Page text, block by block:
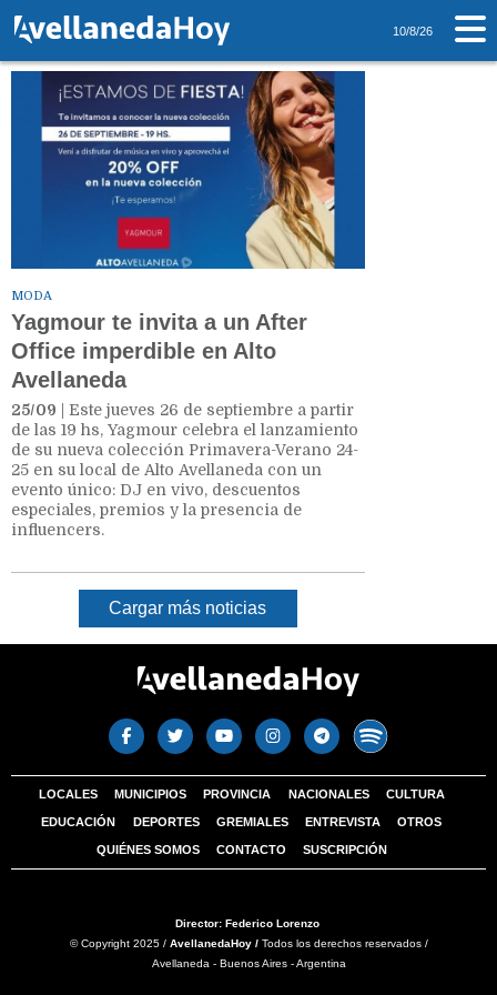
10/8/26
Tag: Yagmour
MODA
Yagmour te invita a un After
Office imperdible en Alto
Avellaneda
25/09 | Este jueves 26 de septiembre a partir
de las 19 hs, Yagmour celebra el lanzamiento
de su nueva colección Primavera-Verano 24-
25 en su local de Alto Avellaneda con un
evento único: DJ en vivo, descuentos
especiales, premios y la presencia de
influencers.
Cargar más noticias
LOCALES MUNICIPIOS PROVINCIA NACIONALES CULTURA
EDUCACIÓN DEPORTES GREMIALES ENTREVISTA OTROS
QUIÉNES SOMOS CONTACTO SUSCRIPCIÓN
Director: Federico Lorenzo
© Copyright 2025 / AvellanedaHoy /Todos los derechos reservados /
Avellaneda - Buenos Aires - Argentina